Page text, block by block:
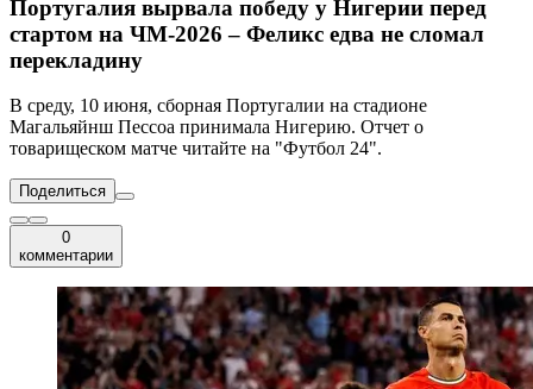
Португалия вырвала победу у Нигерии перед
стартом на ЧМ-2026 – Феликс едва не сломал
перекладину
В среду, 10 июня, сборная Португалии на стадионе
Магальяйнш Пессоа принимала Нигерию. Отчет о
товарищеском матче читайте на "Футбол 24".
Поделиться
0
комментарии